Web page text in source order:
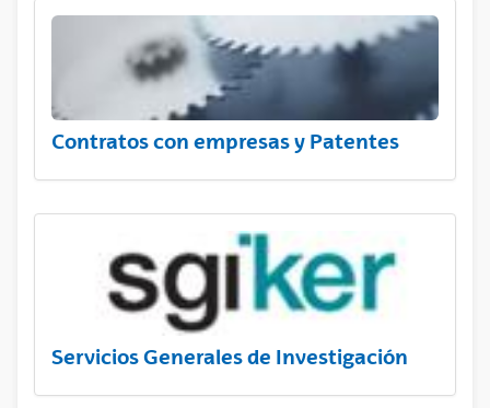
Contratos con empresas y Patentes
Servicios Generales de Investigación